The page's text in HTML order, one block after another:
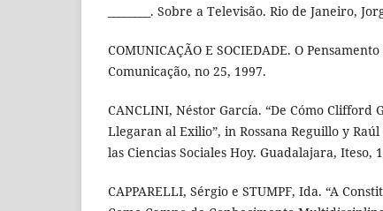
________. Sobre a Televisão. Rio de Janeiro,
COMUNICAÇÃO E SOCIEDADE. O
Comunicação, no 25, 1997.
CANCLINI, Néstor García. “De Cómo Clifford
Llegaran al Exilio”, in Rossana Reguillo y
las Ciencias Sociales Hoy. Guadalajara, Iteso,
CAPPARELLI, Sérgio e STUMPF, Ida. “A